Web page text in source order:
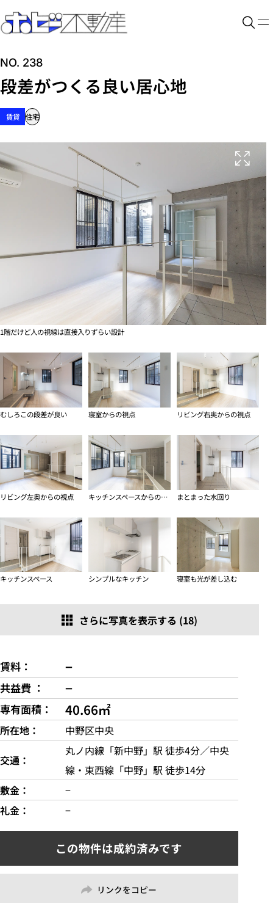
NO. 238
段差がつくる良い居心地
賃貸 住宅
1階だけど人の視線は直接入りずらい設計
むしろこの段差が良い 寝室からの視点 リビング右奥からの視点
リビング左奥からの視点 キッチンスペースからの視点 まとまった水回り
キッチンスペース シンプルなキッチン 寝室も光が差し込む
さらに写真を表示する (18)
賃料 −
共益費 −
専有面積 40.66㎡
所在地 中野区中央
交通
丸ノ内線「新中野」駅 徒歩4分／中央
線・東西線「中野」駅 徒歩14分
敷金
−
礼金
−
リンクをコピー